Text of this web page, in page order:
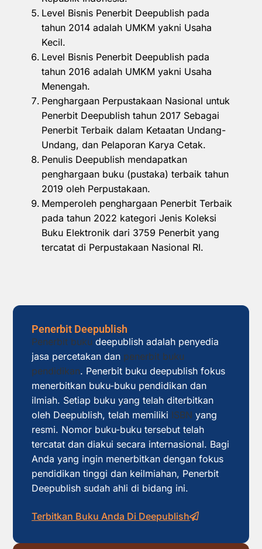
Level Bisnis Penerbit Deepublish pada
tahun 2014 adalah UMKM yakni Usaha
Kecil.
Level Bisnis Penerbit Deepublish pada
tahun 2016 adalah UMKM yakni Usaha
Menengah.
Penghargaan Perpustakaan Nasional untuk
Penerbit Deepublish tahun 2017 Sebagai
Penerbit Terbaik dalam Ketaatan Undang-
Undang, dan Pelaporan Karya Cetak.
Penulis Deepublish mendapatkan
penghargaan buku (pustaka) terbaik tahun
2019 oleh Perpustakaan.
Memperoleh penghargaan Penerbit Terbaik
pada tahun 2022 kategori Jenis Koleksi
Buku Elektronik dari 3759 Penerbit yang
tercatat di Perpustakaan Nasional RI.
Penerbit Deepublish
Penerbit buku deepublish adalah penyedia
jasa percetakan dan penerbit buku
pendidikan. Penerbit buku deepublish fokus
menerbitkan buku-buku pendidikan dan
ilmiah. Setiap buku yang telah diterbitkan
oleh Deepublish, telah memiliki ISBN yang
resmi. Nomor buku-buku tersebut telah
tercatat dan diakui secara internasional. Bagi
Anda yang ingin menerbitkan dengan fokus
pendidikan tinggi dan keilmiahan, Penerbit
Deepublish sudah ahli di bidang ini.
Terbitkan Buku Anda Di Deepublish